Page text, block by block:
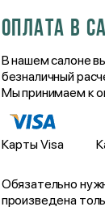
Оплата в
В нашем салоне
безналичный
Мы принимаем к
Карты Visa
Обязательно
произведена